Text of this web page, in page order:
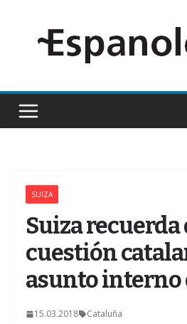
contenido
SUIZA
Suiza recuerda
cuestión
asunto interno
15.03.2018 Cataluña